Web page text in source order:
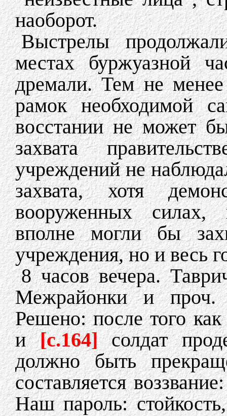
наоборот.
Выстрелы
местах буржуазной
дремали. Тем не
рамок необходимой
восстании не может
захвата
учреждений не
захвата, хотя
вооруженных силах,
вполне могли бы
учреждения, но и весь
8 часов вечера.
Межрайонки и проч.
Решено: после того
и[c.164]
солдат
должно быть
составляется
Наш пароль: